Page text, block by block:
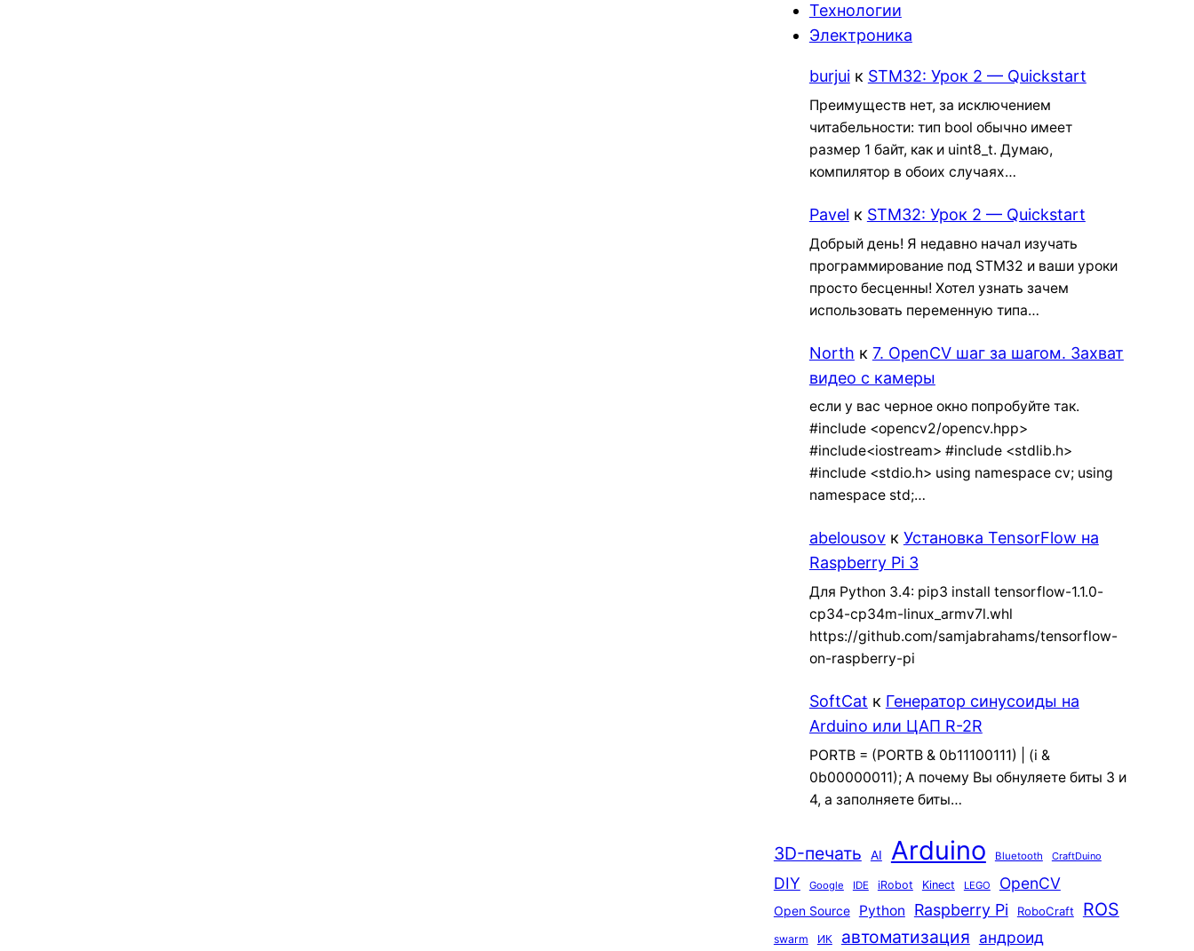
Технологии
Электроника
burjuiк STM32: Урок 2 — Quickstart
Преимуществ нет, за исключением
читабельности: тип bool обычно имеет
размер 1 байт, как и uint8_t. Думаю,
компилятор в обоих случаях…
Pavel к STM32: Урок 2 — Quickstart
Добрый день! Я недавно начал изучать
программирование под STM32 и ваши уроки
просто бесценны! Хотел узнать зачем
использовать переменную типа…
North к 7. OpenCV шаг за шагом. Захват
видео с камеры
если у вас черное окно попробуйте так.
#include <opencv2/opencv.hpp>
#include<iostream> #include <stdlib.h>
#include <stdio.h> using namespace cv; using
namespace std;…
abelousovк Установка TensorFlow на
Raspberry Pi 3
Для Python 3.4: pip3 install tensorflow-1.1.0-
cp34-cp34m-linux_armv7l.whl
https://github.com/samjabrahams/tensorflow-
on-raspberry-pi
SoftCat к Генератор синусоиды на
Arduino или ЦАП R-2R
PORTB = (PORTB & 0b11100111) | (i &
0b00000011); А почему Вы обнуляете биты 3 и
4, а заполняете биты…
3D-печать AI Arduino Bluetooth CraftDuino
DIY Google IDE iRobot Kinect LEGO OpenCV
Open Source Python Raspberry Pi RoboCraft ROS
swarm ИК автоматизация андроид